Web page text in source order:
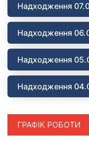
Надходження
Надходження
Надходження
Надходження
ГРАФІК РОБОТИ